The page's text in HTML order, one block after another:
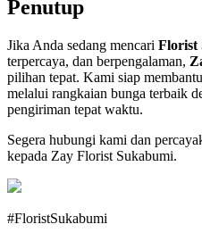
Penutup
Jika Anda sedang mencari Florist
terpercaya, dan berpengalaman,
pilihan tepat. Kami siap
melalui rangkaian bunga terbaik
pengiriman tepat waktu.
Segera hubungi kami dan
kepada Zay Florist Sukabumi.
#FloristSukabumi